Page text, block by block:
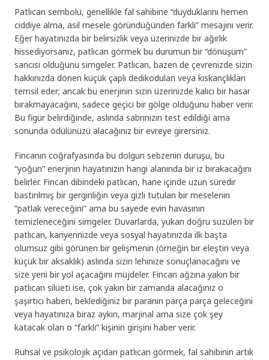
Patlıcan sembolü, genellikle fal sahibine “duyduklarını hemen
ciddiye alma, asıl mesele göründüğünden farklı” mesajını verir.
Eğer hayatınızda bir belirsizlik veya üzerinizde bir ağırlık
hissediyorsanız, patlıcan görmek bu durumun bir “dönüşüm”
sancısı olduğunu simgeler. Patlıcan, bazen de çevrenizde sizin
hakkınızda dönen küçük çaplı dedikoduları veya kıskançlıkları
temsil eder; ancak bu enerjinin sizin üzerinizde kalıcı bir hasar
bırakmayacağını, sadece geçici bir gölge olduğunu haber verir.
Bu figür belirdiğinde, aslında sabrınızın test edildiği ama
sonunda ödülünüzü alacağınız bir evreye girersiniz.
Fincanın coğrafyasında bu dolgun sebzenin duruşu, bu
“yoğun” enerjinin hayatınızın hangi alanında bir iz bırakacağını
belirler. Fincan dibindeki patlıcan, hane içinde uzun süredir
bastırılmış bir gerginliğin veya gizli tutulan bir meselenin
“patlak vereceğini” ama bu sayede evin havasının
temizleneceğini simgeler. Duvarlarda, yukarı doğru süzülen bir
patlıcan, kariyerinizde veya sosyal hayatınızda ilk başta
olumsuz gibi görünen bir gelişmenin (örneğin bir eleştiri veya
küçük bir aksaklık) aslında sizin lehinize sonuçlanacağını ve
size yeni bir yol açacağını müjdeler. Fincan ağzına yakın bir
patlıcan silüeti ise, çok yakın bir zamanda alacağınız o
şaşırtıcı haberi, beklediğiniz bir paranın parça parça geleceğini
veya hayatınıza biraz aykırı, marjinal ama size çok şey
katacak olan o “farklı” kişinin girişini haber verir.
Ruhsal ve psikolojik açıdan patlıcan görmek, fal sahibinin artık